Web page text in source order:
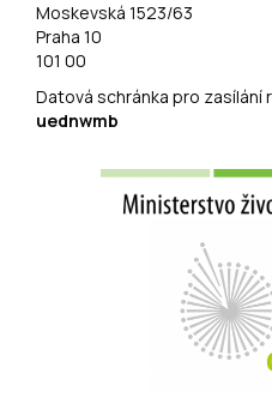
Moskevská 1523/63
Praha 10
101 00
Datová schránka pro zasílání
uednwmb